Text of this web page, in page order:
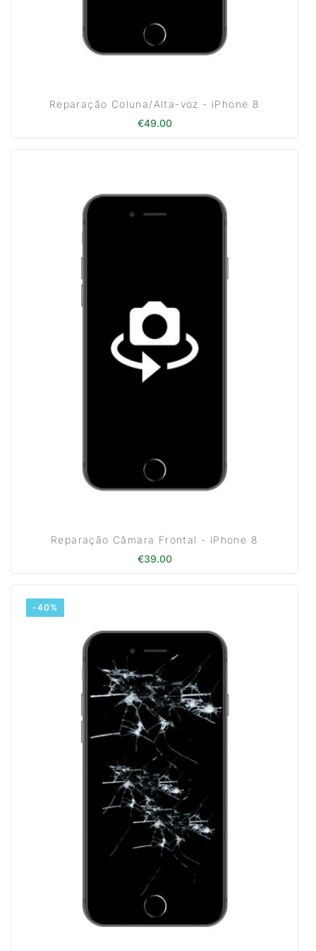
Reparação Coluna/Alta-voz - iPhone 8
€49.00
Reparação Câmara Frontal - iPhone 8
€39.00
-40%